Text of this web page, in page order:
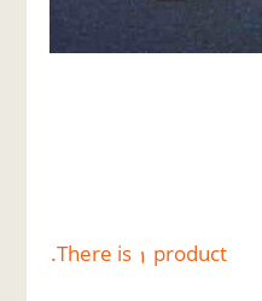
There is 1 product.